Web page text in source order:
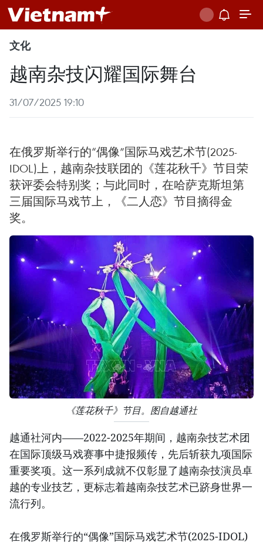
文化
越南杂技闪耀国际舞台
31/07/2025 19:10
在俄罗斯举行的“偶像”国际马戏艺术节(2025-
IDOL)上，越南杂技联团的《莲花秋千》节目荣
获评委会特别奖；与此同时，在哈萨克斯坦第
三届国际马戏节上，《二人恋》节目摘得金
奖。
《莲花秋千》节目。图自越通社
越通社河内——2022-2025年期间，越南杂技艺术团
在国际顶级马戏赛事中捷报频传，先后斩获九项国际
重要奖项。这一系列成就不仅彰显了越南杂技演员卓
越的专业技艺，更标志着越南杂技艺术已跻身世界一
流行列。
在俄罗斯举行的“偶像”国际马戏艺术节(2025-IDOL)